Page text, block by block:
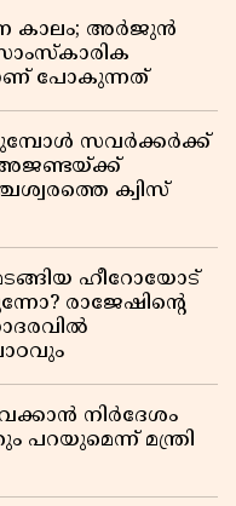
കാലം; അർജുൻ
പോകുന്നത്
സവർക്കർക്ക്
അജണ്ടയ്ക്ക്
ക്വിസ്
ഹീറോയോട്
രാജേഷിൻ്റെ
നിർദേശം
പറയുമെന്ന് മന്ത്രി